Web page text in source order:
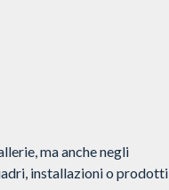
ma anche negli
installazioni o prodotti